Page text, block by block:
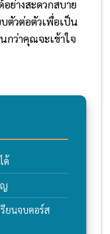
ย่างสะดวกสบาย
ตัวต่อตัวเพื่อเป็น
กว่าคุณจะเข้าใจ
ด้
ยนจบคอร์ส